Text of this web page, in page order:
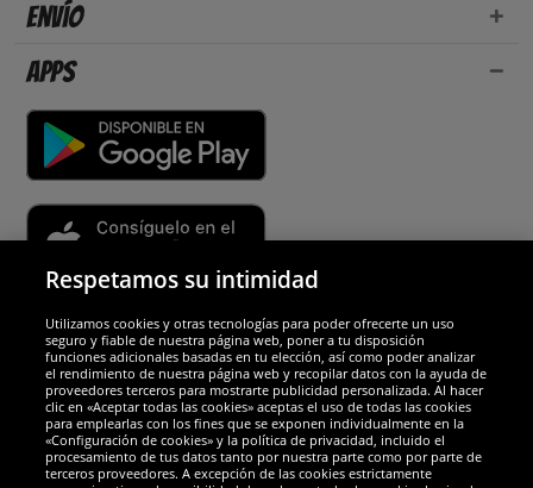
Envío
Apps
Socios y seguridad
Galardones
Respetamos su intimidad
Utilizamos cookies y otras tecnologías para poder ofrecerte un uso
seguro y fiable de nuestra página web, poner a tu disposición
funciones adicionales basadas en tu elección, así como poder analizar
el rendimiento de nuestra página web y recopilar datos con la ayuda de
proveedores terceros para mostrarte publicidad personalizada. Al hacer
clic en «Aceptar todas las cookies» aceptas el uso de todas las cookies
para emplearlas con los fines que se exponen individualmente en la
«Configuración de cookies» y la política de privacidad, incluido el
procesamiento de tus datos tanto por nuestra parte como por parte de
terceros proveedores. A excepción de las cookies estrictamente